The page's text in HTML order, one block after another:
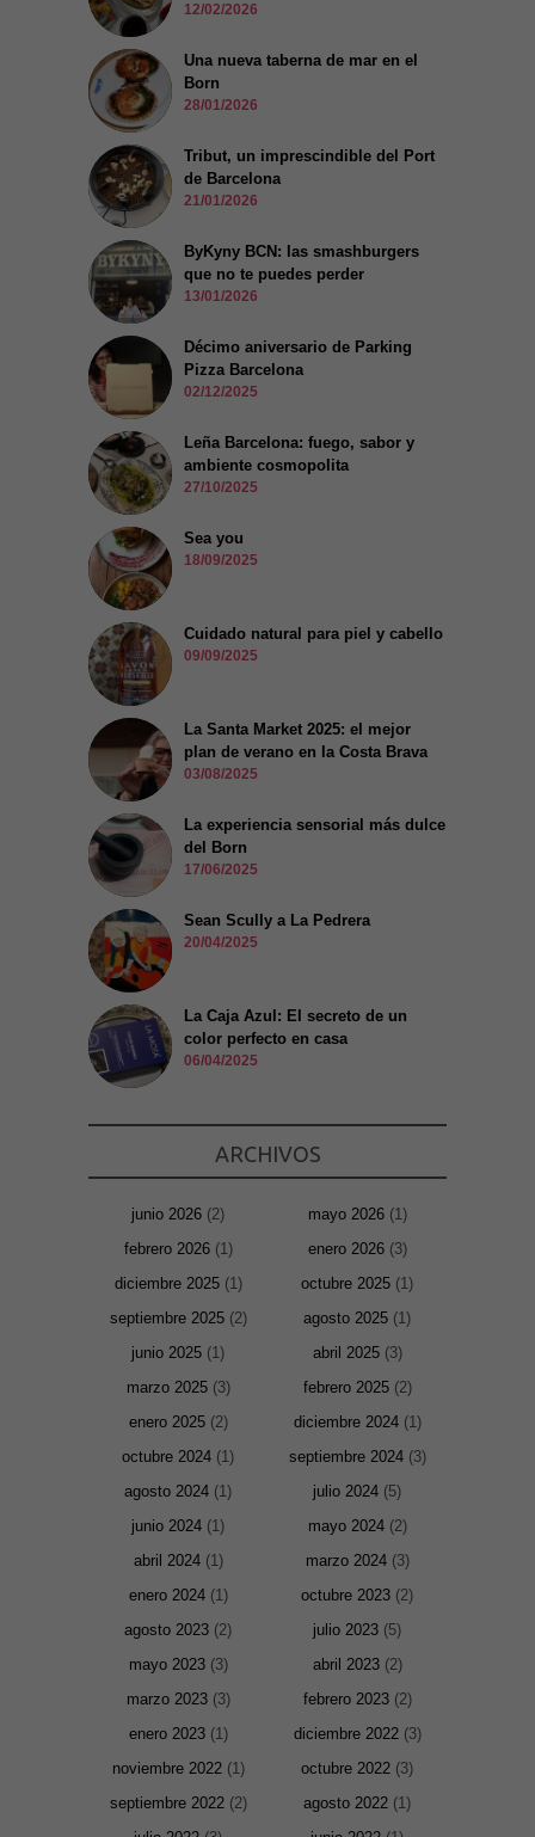
12/02/2026
Una nueva taberna de mar en el
Born
28/01/2026
Tribut, un imprescindible del Port
de Barcelona
21/01/2026
ByKyny BCN: las smashburgers
que no te puedes perder
13/01/2026
Décimo aniversario de Parking
Pizza Barcelona
02/12/2025
Leña Barcelona: fuego, sabor y
ambiente cosmopolita
27/10/2025
Sea you
18/09/2025
Cuidado natural para piel y cabello
09/09/2025
La Santa Market 2025: el mejor
plan de verano en la Costa Brava
03/08/2025
La experiencia sensorial más dulce
del Born
17/06/2025
Sean Scully a La Pedrera
20/04/2025
La Caja Azul: El secreto de un
color perfecto en casa
06/04/2025
ARCHIVOS
junio 2026 (2) mayo 2026(1)
febrero 2026(1) enero 2026(3)
diciembre 2025(1) octubre 2025 (1)
septiembre 2025(2) agosto 2025 (1)
junio 2025 (1) abril 2025(3)
marzo 2025(3) febrero 2025(2)
enero 2025(2) diciembre 2024(1)
octubre 2024 (1) septiembre 2024(3)
agosto 2024 (1) julio 2024 (5)
junio 2024 (1) mayo 2024(2)
abril 2024(1) marzo 2024(3)
enero 2024(1) octubre 2023 (2)
agosto 2023 (2) julio 2023 (5)
mayo 2023(3) abril 2023(2)
marzo 2023(3) febrero 2023(2)
enero 2023(1) diciembre 2022(3)
noviembre 2022(1) octubre 2022 (3)
septiembre 2022(2) agosto 2022 (1)